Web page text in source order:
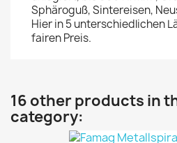
Sphäroguß, Sintereisen,
Hier in 5 unterschiedlichen
fairen Preis.
16 other products in
category: